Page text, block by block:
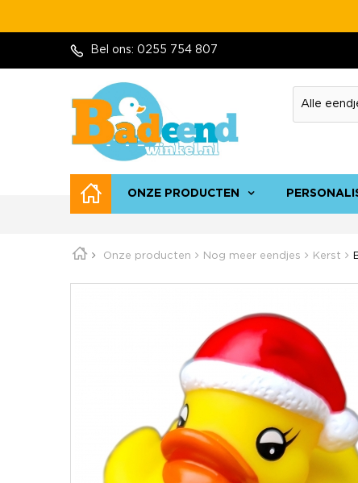
Bel ons: 0255 754 807
ONZE PRODUCTEN
Onze producten Nog meer eendjes Kerst